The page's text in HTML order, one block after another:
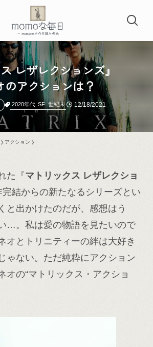
レザレクションズ』
アクションは？
2020年代 SF 世紀末 12/18/2021
アクション
た『マトリックス レザレクショ
結からの新たなるシリーズとい
と出かけたのだが、感想はう
…。私は愛の物語を見たいので
オとトリニティーの絆は大好き
ゃない。ただ純粋にアクション
オの“マトリックス・アクショ